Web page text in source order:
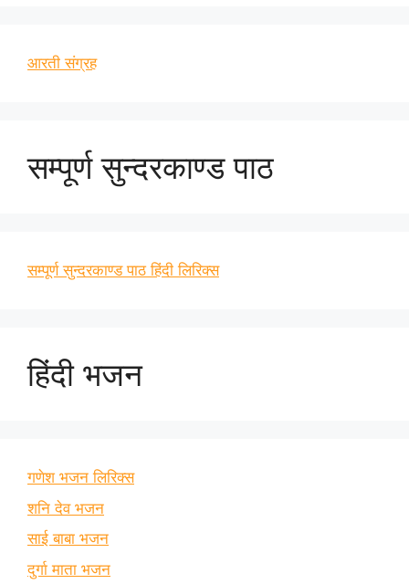
आरती संग्रह
सम्पूर्ण सुन्दरकाण्ड पाठ
सम्पूर्ण सुन्दरकाण्ड पाठ हिंदी लिरिक्स
हिंदी भजन
गणेश भजन लिरिक्स
शनि देव भजन
साई बाबा भजन
दुर्गा माता भजन